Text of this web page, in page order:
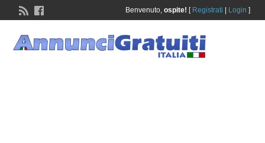
Benvenuto, ospite! [ Registrati Login ]